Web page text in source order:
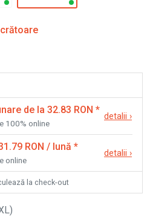
de la 32.83 RON *
100% online
detalii ›
RON / lună *
online
detalii ›
la check-out
)